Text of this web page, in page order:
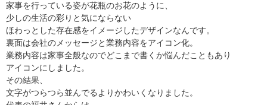
家事を行っている姿が花瓶のお花のように、
少しの生活の彩りと気にならない
ほわっとした存在感をイメージしたデザインなんです。
裏面は会社のメッセージと業務内容をアイコン化。
業務内容は家事全般なのでどこまで書くか悩んだこともあり
アイコンにしました。
その結果、
文字がつらつら並んでるよりかわいくなりました。